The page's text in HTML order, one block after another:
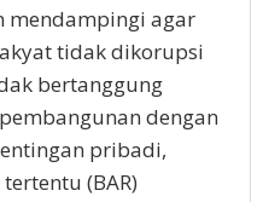
mendampingi agar
tidak dikorupsi
bertanggung
dengan
pribadi,
(BAR)